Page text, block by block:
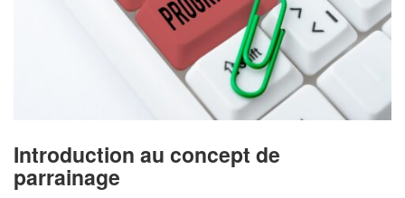
Introduction au concept de
parrainage